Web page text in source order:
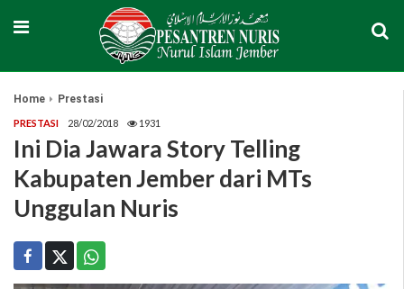
Home Prestasi
PRESTASI 28/02/2018 1931
Ini Dia Jawara Story Telling
Kabupaten Jember dari MTs
Unggulan Nuris